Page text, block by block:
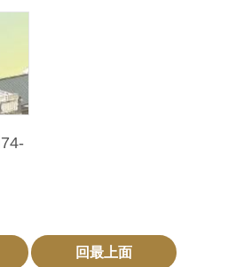
回最上面